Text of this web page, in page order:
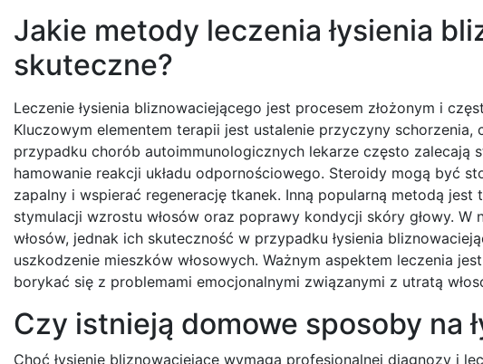
Jakie metody leczenia łysienia
skuteczne?
Leczenie łysienia bliznowaciejącego jest procesem złożonym i
Kluczowym elementem terapii jest ustalenie przyczyny
przypadku chorób autoimmunologicznych lekarze często zalecają
hamowanie reakcji układu odpornościowego. Steroidy mogą być
zapalny i wspierać regenerację tkanek. Inną popularną metodą
stymulacji wzrostu włosów oraz poprawy kondycji skóry głowy.
włosów, jednak ich skuteczność w przypadku łysienia
uszkodzenie mieszków włosowych. Ważnym aspektem leczenia
borykać się z problemami emocjonalnymi związanymi z utratą
Czy istnieją domowe sposoby na
Choć łysienie bliznowaciejące wymaga profesjonalnej diagnozy i